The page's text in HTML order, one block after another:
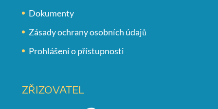
Dokumenty
Zásady ochrany osobních údajů
Prohlášení o přístupnosti
ZŘIZOVATEL